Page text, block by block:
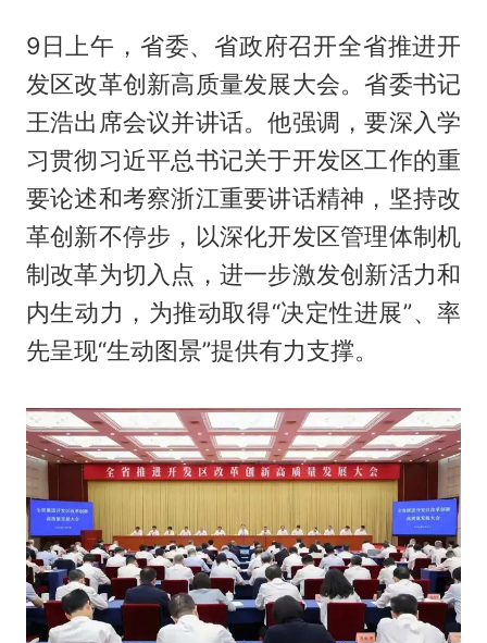
9日上午，省委、省政府召开全省推进开
发区改革创新高质量发展大会。省委书记
王浩出席会议并讲话。他强调，要深入学
习贯彻习近平总书记关于开发区工作的重
要论述和考察浙江重要讲话精神，坚持改
革创新不停步，以深化开发区管理体制机
制改革为切入点，进一步激发创新活力和
内生动力，为推动取得“决定性进展”、率
先呈现“生动图景”提供有力支撑。